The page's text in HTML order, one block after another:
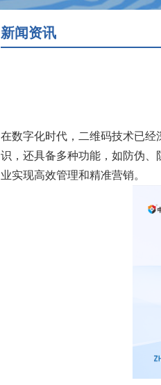
新闻资讯
在数字化时代，二维码技术已
识，还具备多种功能，如防伪
业实现高效管理和精准营销。